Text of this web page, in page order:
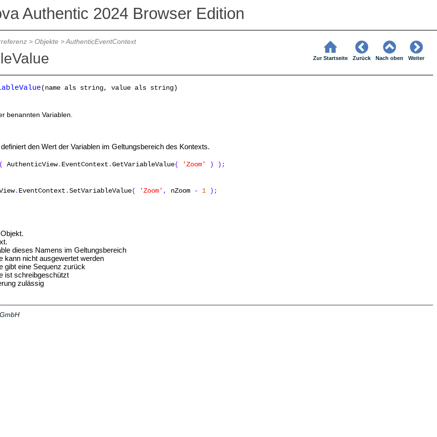
Authentic 2024 Browser Edition
> Objekte>AuthenticEventContext
Zur Startseite Zurück Nach oben Weiter
(name als string, value als string)
benannten Variablen.
den Wert der Variablen im Geltungsbereich des Kontexts.
( AuthenticView. EventContext . GetVariableValue( 'Zoom' )
);
. EventContext . SetVariableValue( 'Zoom' , nZoom - 1
);
dieses Namens im Geltungsbereich
kann nicht ausgewertet werden
gibt eine Sequenz zurück
ist schreibgeschützt
zulässig